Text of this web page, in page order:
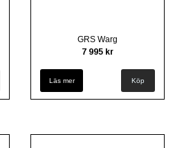
GRS Warg
7 995 kr
Läs mer Köp